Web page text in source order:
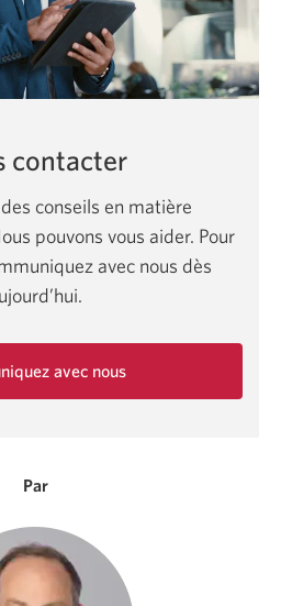
contacter
conseils en matière
pouvons vous aider. Pour
avec nous dès
avec nous
Par